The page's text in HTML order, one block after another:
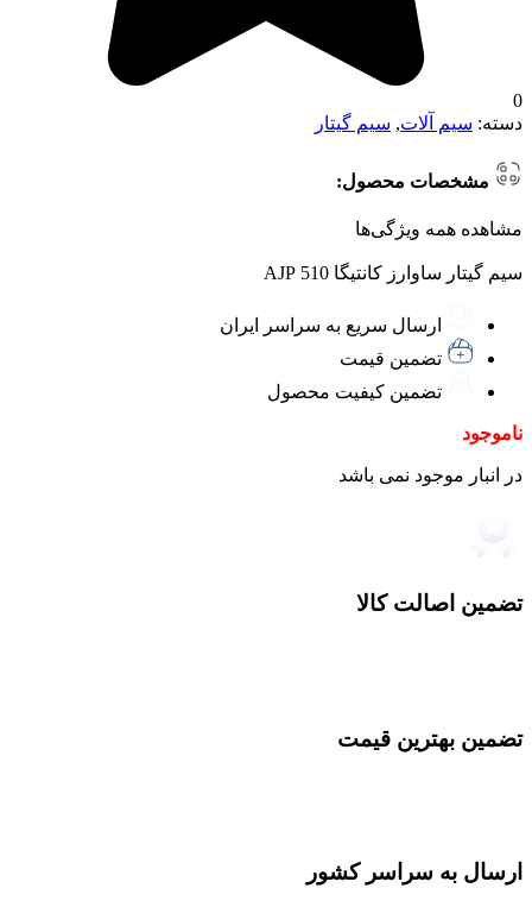
0
دسته: سیم آلات, سیم گیتار
مشخصات محصول:
مشاهده همه ویژگی‌ها
سیم گیتار ساوارز کانتیگا 510 AJP
ارسال سریع به سراسر ایران
تضمین قیمت
تضمین کیفیت محصول
ناموجود
در انبار موجود نمی باشد
تضمین اصالت کالا
تضمین بهترین قیمت
ارسال به سراسر کشور